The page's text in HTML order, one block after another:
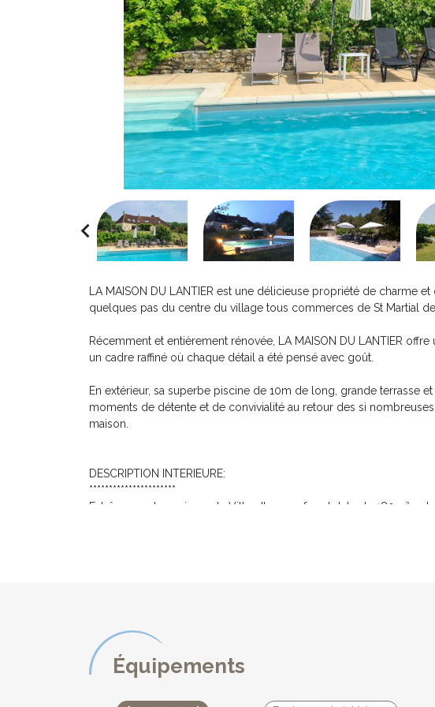
navigate_before
LA MAISON DU LANTIER est une délicieuse propriété de charme
quelques pas du centre du village tous commerces de St Martial
Récemment et entièrement rénovée, LA MAISON DU LANTIER
un cadre raffiné où chaque détail a été pensé avec goût.
En extérieur, sa superbe piscine de 10m de long, grande terrasse
moments de détente et de convivialité au retour des si
maison.
DESCRIPTION INTERIEURE:
**********************
Extrêmement spacieuse, la Villa, d'une surface totale de 180m², est
En RDC, la spacieuse pièce à vivre est baignée de lumière grâce
pain, bouilloire... la vaisselle et ustensiles de cuisson sont en
les bons produits du Périgord.
* Séparée de la pièce à vivre par une belle verrière, la salle à
Équipements